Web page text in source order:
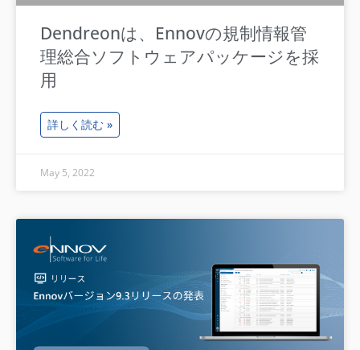
Dendreonは、Ennovの規制情報管
理総合ソフトウェアパッケージを採
用
詳しく読む »
May 5, 2022